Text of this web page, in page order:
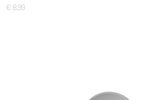
€ 8,99